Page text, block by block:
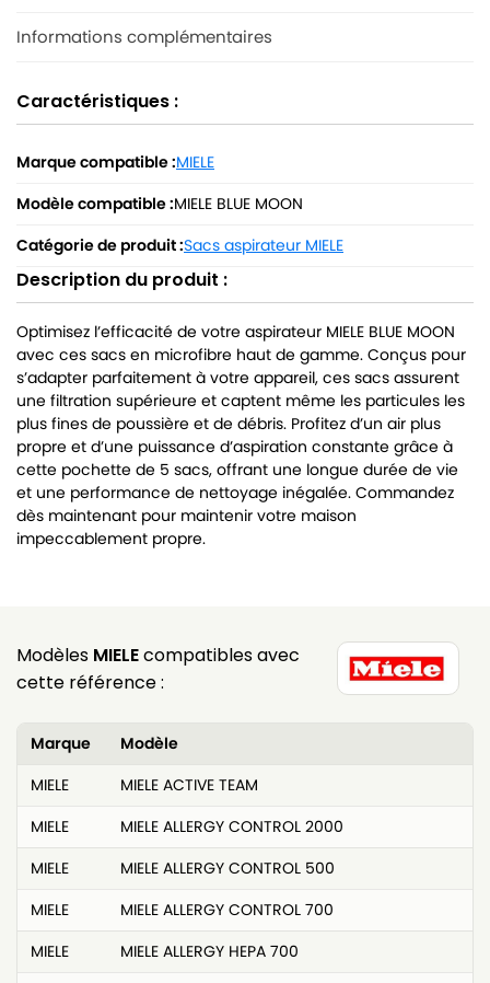
Informations complémentaires
Caractéristiques :
Marque compatible :MIELE
Modèle compatible :MIELE BLUE MOON
Catégorie de produit :Sacs aspirateur MIELE
Description du produit :
Optimisez l’efficacité de votre aspirateur MIELE BLUE MOON
avec ces sacs en microfibre haut de gamme. Conçus pour
s’adapter parfaitement à votre appareil, ces sacs assurent
une filtration supérieure et captent même les particules les
plus fines de poussière et de débris. Profitez d’un air plus
propre et d’une puissance d’aspiration constante grâce à
cette pochette de 5 sacs, offrant une longue durée de vie
et une performance de nettoyage inégalée. Commandez
dès maintenant pour maintenir votre maison
impeccablement propre.
Modèles MIELEcompatibles avec
cette référence :
Marque
Modèle
MIELE
MIELE ACTIVE TEAM
MIELE
MIELE ALLERGY CONTROL 2000
MIELE
MIELE ALLERGY CONTROL 500
MIELE
MIELE ALLERGY CONTROL 700
MIELE
MIELE ALLERGY HEPA 700